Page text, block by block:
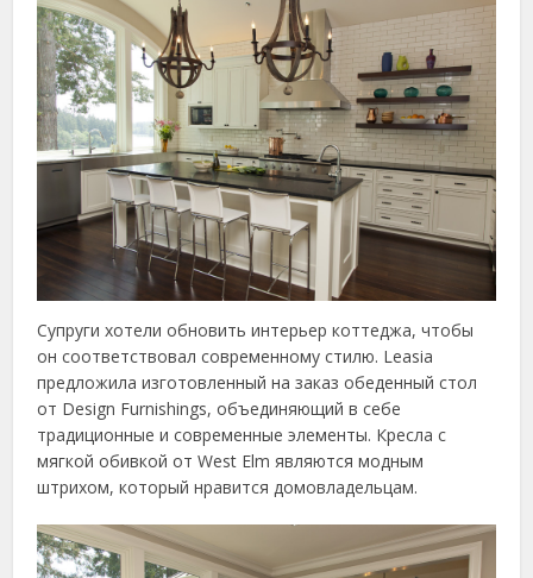
Супруги хотели обновить интерьер коттеджа, чтобы
он соответствовал современному стилю. Leasia
предложила изготовленный на заказ обеденный стол
от Design Furnishings, объединяющий в себе
традиционные и современные элементы. Кресла с
мягкой обивкой от West Elm являются модным
штрихом, который нравится домовладельцам.